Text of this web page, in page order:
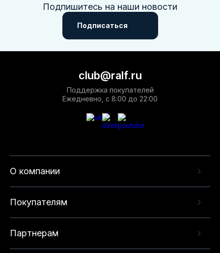
Подпишитесь на наши новости
Подписаться
О компании
Покупателям
Партнерам
club@ralf.ru
Поддержка покупателей
Ежедневно, с 8:00 до 22:00